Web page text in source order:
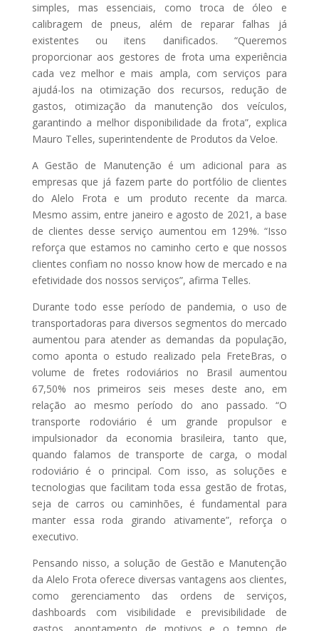
simples, mas essenciais, como troca de óleo e
calibragem de pneus, além de reparar falhas já
existentes ou itens danificados. “Queremos
proporcionar aos gestores de frota uma experiência
cada vez melhor e mais ampla, com serviços para
ajudá-los na otimização dos recursos, redução de
gastos, otimização da manutenção dos veículos,
garantindo a melhor disponibilidade da frota”, explica
Mauro Telles, superintendente de Produtos da Veloe.
A Gestão de Manutenção é um adicional para as
empresas que já fazem parte do portfólio de clientes
do Alelo Frota e um produto recente da marca.
Mesmo assim, entre janeiro e agosto de 2021, a base
de clientes desse serviço aumentou em 129%. “Isso
reforça que estamos no caminho certo e que nossos
clientes confiam no nosso know how de mercado e na
efetividade dos nossos serviços”, afirma Telles.
Durante todo esse período de pandemia, o uso de
transportadoras para diversos segmentos do mercado
aumentou para atender as demandas da população,
como aponta o estudo realizado pela FreteBras, o
volume de fretes rodoviários no Brasil aumentou
67,50% nos primeiros seis meses deste ano, em
relação ao mesmo período do ano passado. “O
transporte rodoviário é um grande propulsor e
impulsionador da economia brasileira, tanto que,
quando falamos de transporte de carga, o modal
rodoviário é o principal. Com isso, as soluções e
tecnologias que facilitam toda essa gestão de frotas,
seja de carros ou caminhões, é fundamental para
manter essa roda girando ativamente”, reforça o
executivo.
Pensando nisso, a solução de Gestão e Manutenção
da Alelo Frota oferece diversas vantagens aos clientes,
como gerenciamento das ordens de serviços,
dashboards com visibilidade e previsibilidade de